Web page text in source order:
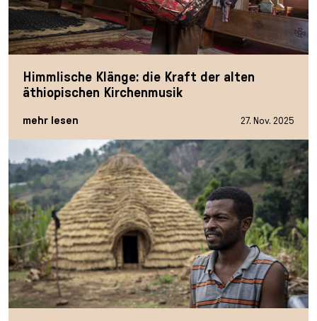
Himmlische Klänge: die Kraft der alten
äthiopischen Kirchenmusik
mehr lesen 27. Nov. 2025